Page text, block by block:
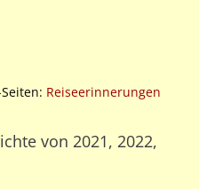
Reiseerinnerungen
von 2021, 2022,